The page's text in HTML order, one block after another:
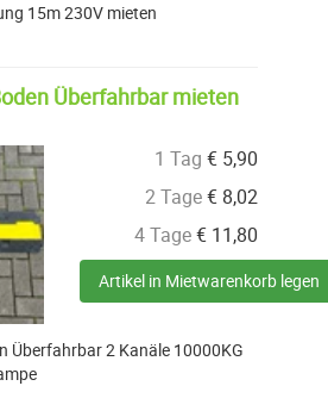
15m 230V mieten
Überfahrbar mieten
1 Tag € 5,90
2 Tage€ 8,02
4 Tage€ 11,80
Artikel in Mietwarenkorb legen
Überfahrbar 2 Kanäle 10000KG